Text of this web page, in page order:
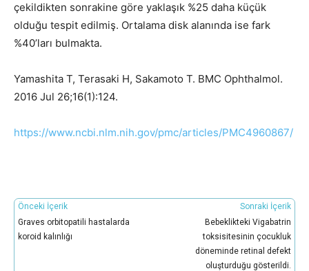
çekildikten sonrakine göre yaklaşık %25 daha küçük
olduğu tespit edilmiş. Ortalama disk alanında ise fark
%40’ları bulmakta.
Yamashita T, Terasaki H, Sakamoto T. BMC Ophthalmol.
2016 Jul 26;16(1):124.
https://www.ncbi.nlm.nih.gov/pmc/articles/PMC4960867/
Önceki İçerik
Graves orbitopatili hastalarda
koroid kalınlığı
Sonraki İçerik
Bebeklikteki Vigabatrin
toksisitesinin çocukluk
döneminde retinal defekt
oluşturduğu gösterildi.